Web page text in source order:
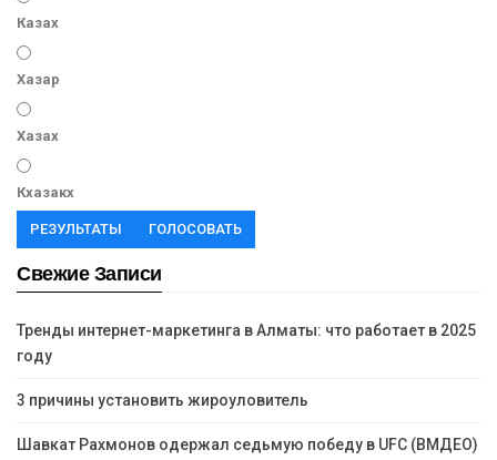
Казах
Хазар
Хазах
Кхазакх
РЕЗУЛЬТАТЫ ГОЛОСОВАТЬ
Свежие Записи
Тренды интернет-маркетинга в Алматы: что работает в 2025
году
3 причины установить жироуловитель
Шавкат Рахмонов одержал седьмую победу в UFC (ВМДЕО)